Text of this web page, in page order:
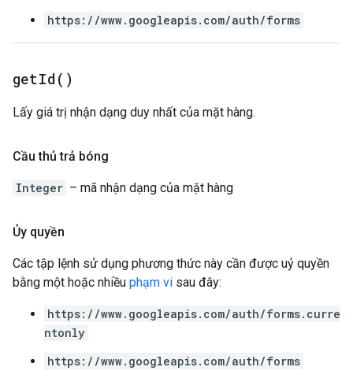
https://www.googleapis.com/auth/forms
getId( )
Lấy giá trị nhận dạng duy nhất của mặt hàng.
Cầu thủ trả bóng
Integer – mã nhận dạng của mặt hàng
Ủy quyền
Các tập lệnh sử dụng phương thức này cần được uỷ quyền
bằng một hoặc nhiều phạm vi sau đây:
https://www.googleapis.com/auth/forms.curre
ntonly
https://www.googleapis.com/auth/forms